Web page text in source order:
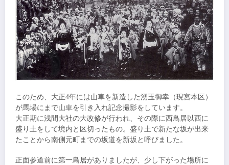
このため、大正4年には山車を新造した湧玉御幸（現宮本区）
が馬場にまで山車を引き入れ記念撮影をしています。
大正期に浅間大社の大改修が行われ、その際に西鳥居以西に
盛り土をして境内と区切ったもの。盛り土で新たな坂が出来
たことから南側元町までの坂道を新坂と呼びました。
正面参道前に第一鳥居がありましたが、少し下がった場所に